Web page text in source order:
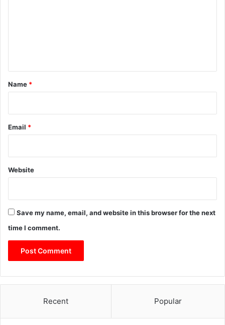
*
Name *
Email *
Website
Save my name, email, and website in this browser for the next
time I comment.
Recent Popular